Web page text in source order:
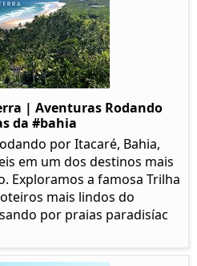
| Aventuras Rodando
da #bahia
por Itacaré, Bahia,
em um dos destinos mais
Exploramos a famosa Trilha
mais lindos do
por praias paradisíac